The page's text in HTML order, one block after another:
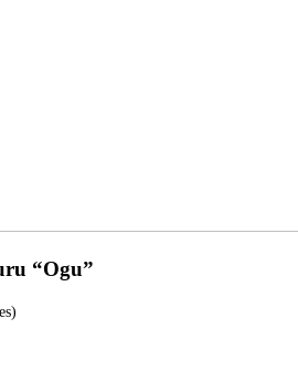
“Ogu”